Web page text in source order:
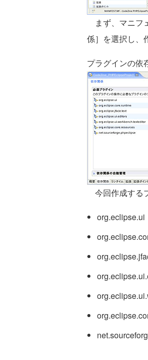
まず、マニフ
係］を選択し、
プラグインの依
今回作成する
org.eclipse.ui